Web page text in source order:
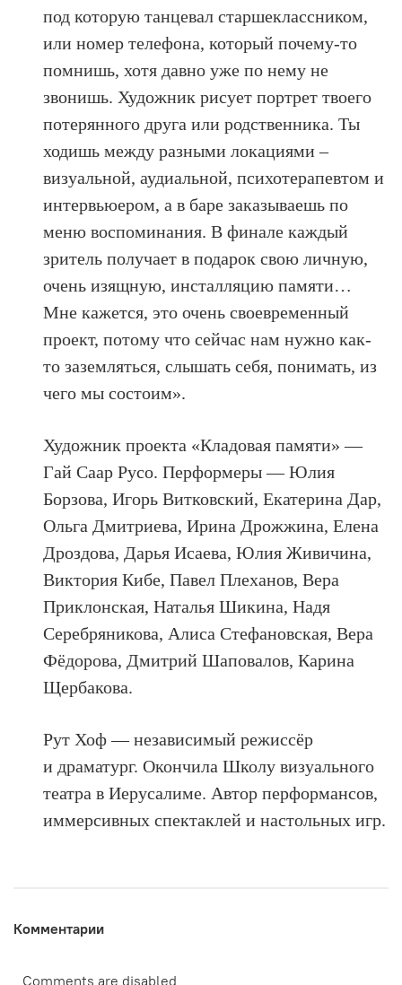
под которую танцевал старшеклассником,
или номер телефона, который почему-то
помнишь, хотя давно уже по нему не
звонишь. Художник рисует портрет твоего
потерянного друга или родственника. Ты
ходишь между разными локациями –
визуальной, аудиальной, психотерапевтом и
интервьюером, а в баре заказываешь по
меню воспоминания. В финале каждый
зритель получает в подарок свою личную,
очень изящную, инсталляцию памяти…
Мне кажется, это очень своевременный
проект, потому что сейчас нам нужно как-
то заземляться, слышать себя, понимать, из
чего мы состоим».
Художник проекта «Кладовая памяти» —
Гай Саар Русо. Перформеры — Юлия
Борзова, Игорь Витковский, Екатерина Дар,
Ольга Дмитриева, Ирина Дрожжина, Елена
Дроздова, Дарья Исаева, Юлия Живичина,
Виктория Кибе, Павел Плеханов, Вера
Приклонская, Наталья Шикина, Надя
Серебряникова, Алиса Стефановская, Вера
Фёдорова, Дмитрий Шаповалов, Карина
Щербакова.
Рут Хоф — независимый режиссёр
и драматург. Окончила Школу визуального
театра в Иерусалиме. Автор перформансов,
иммерсивных спектаклей и настольных игр.
Комментарии
Comments are disabled